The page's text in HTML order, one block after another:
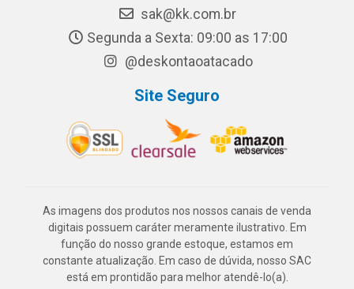
sak@kk.com.br
Segunda a Sexta: 09:00 as 17:00
@deskontaoatacado
Site Seguro
As imagens dos produtos nos nossos canais de venda
digitais possuem caráter meramente ilustrativo. Em
função do nosso grande estoque, estamos em
constante atualização. Em caso de dúvida, nosso SAC
está em prontidão para melhor atendê-lo(a).